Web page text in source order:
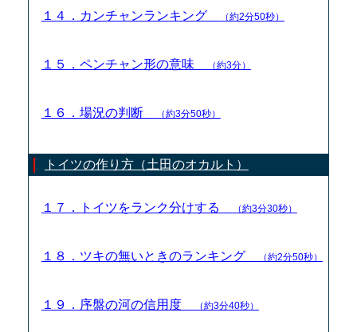
１４．カンチャンランキング （約2分50秒）
１５．ペンチャン形の意味 （約3分）
１６．場況の判断 （約3分50秒）
トイツの作り方（土田のオカルト）
１７．トイツをランク分けする （約3分30秒）
１８．ツキの無いときのランキング （約2分50秒）
１９．序盤の河の信用度 （約3分40秒）